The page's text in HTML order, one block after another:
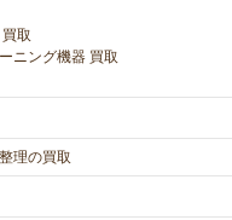
取
ニング機器 買取
理の買取